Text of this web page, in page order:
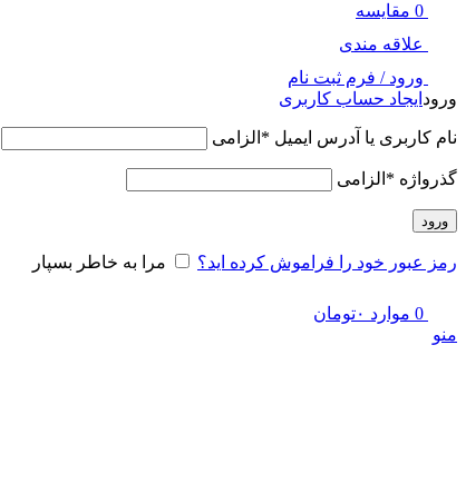
0 مقایسه
علاقه مندی
ورود / فرم ثبت نام
ورود ایجاد حساب کاربری
نام کاربری یا آدرس ایمیل * الزامی
گذرواژه * الزامی
ورود
رمز عبور خود را فراموش کرده اید؟ مرا به خاطر بسپار
0 موارد ۰تومان
منو